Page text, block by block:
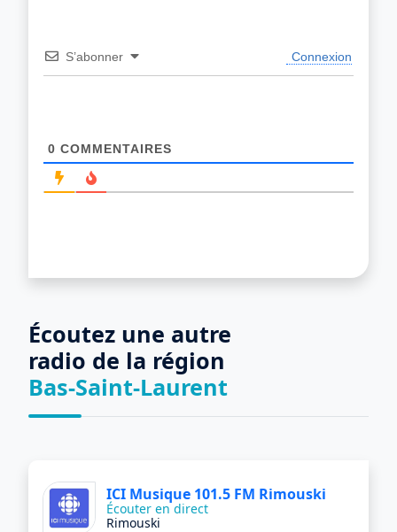
S’abonner Connexion
0 COMMENTAIRES
Écoutez une autre
radio de la région
Bas-Saint-Laurent
ICI Musique 101.5 FM Rimouski
Écouter en direct
Rimouski